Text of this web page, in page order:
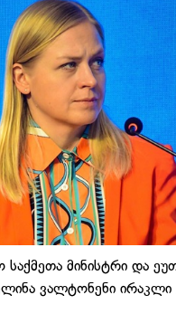
საქმეთა მინისტრი და
ვალტონენი ირაკლი